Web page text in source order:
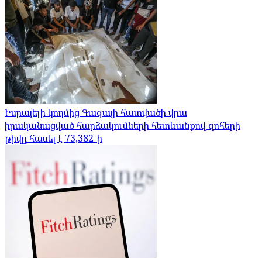
Իսրայելի կողմից Գազայի հատվածի վրա
իրականացված հարձակումների հետևանքով զոհերի
թիվը հասել է 73,382-ի